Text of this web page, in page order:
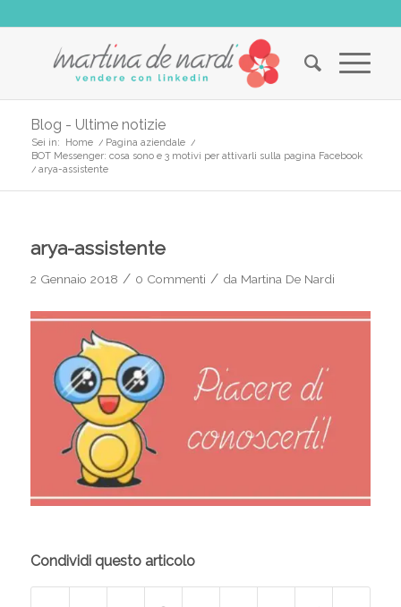
Blog - Ultime notizie
Sei in: Home / Pagina aziendale /
BOT Messenger: cosa sono e 3 motivi per attivarli sulla pagina Facebook
/ arya-assistente
arya-assistente
2 Gennaio 2018 / 0 Commenti / da Martina De Nardi
Condividi questo articolo